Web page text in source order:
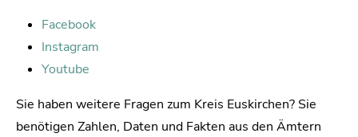
Facebook
Instagram
Youtube
Sie haben weitere Fragen zum Kreis Euskirchen? Sie
benötigen Zahlen, Daten und Fakten aus den Ämtern